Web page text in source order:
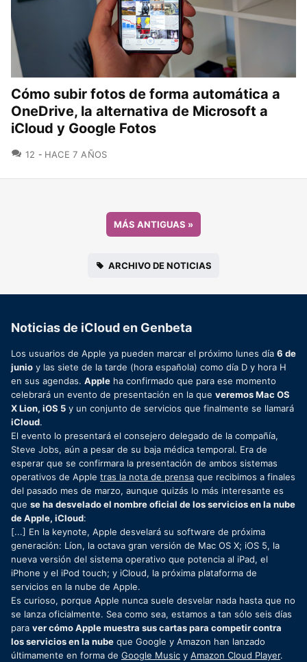
Cómo subir fotos de forma automática a
OneDrive, la alternativa de Microsoft a
iCloud y Google Fotos
12 COMENTARIOS
HACE 7 AÑOS
MÁS ANTIGUAS »
ARCHIVO DE NOTICIAS
Noticias de iCloud en Genbeta
Los usuarios de Apple ya pueden marcar el próximo lunes día 6 de
junio y las siete de la tarde (hora española) como día D y hora H
en sus agendas. Apple ha confirmado que para ese momento
celebrará un evento de presentación en la que veremos Mac OS
X Lion, iOS 5 y un conjunto de servicios que finalmente se llamará
iCloud.
El evento lo presentará el consejero delegado de la compañía,
Steve Jobs, aún a pesar de su baja médica temporal. Era de
esperar que se confirmara la presentación de ambos sistemas
operativos de Apple tras la nota de prensa que recibimos a finales
del pasado mes de marzo, aunque quizás lo más interesante es
que se ha desvelado el nombre oficial de los servicios en la nube
de Apple, iCloud:
[...] En la keynote, Apple desvelará su software de próxima
generación: Líon, la octava gran versión de Mac OS X; iOS 5, la
nueva versión del sistema operativo que potencia al iPad, el
iPhone y el iPod touch; y iCloud, la próxima plataforma de
servicios en la nube de Apple.
Es curioso, porque Apple nunca suele desvelar nada hasta que no
se lanza oficialmente. Sea como sea, estamos a tan sólo seis días
para ver cómo Apple muestra sus cartas para competir contra
los servicios en la nube que Google y Amazon han lanzado
últimamente en forma de Google Music y Amazon Cloud Player.